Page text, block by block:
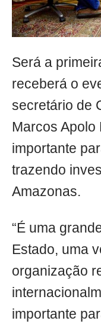
Será a
receberá o
secretário de
Marcos Apolo
importante
trazendo
Amazonas.
“É uma
Estado, uma
organização
importante